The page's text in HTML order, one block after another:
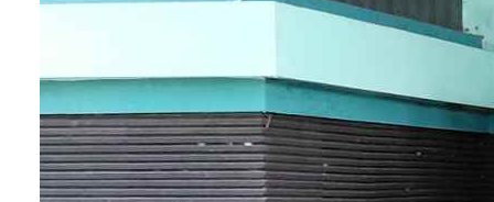
dapat meningkatkan kebutuhan dan potensi
Selain itu,Kurikulum Merdekajuga disusun
sebagai respons terhadap transformasi
Indonesia dari "yang konvensional" menuju